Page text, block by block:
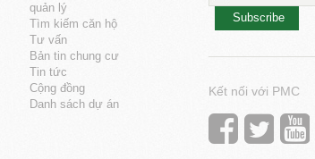
quản lý
Tìm kiếm căn hộ
Tư vấn
Bản tin chung cư
Tin tức
Cộng đồng
Danh sách dự án
Subscribe
Kết nối với PMC